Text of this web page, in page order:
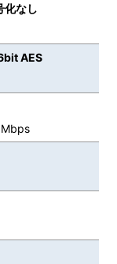
化なし
AES